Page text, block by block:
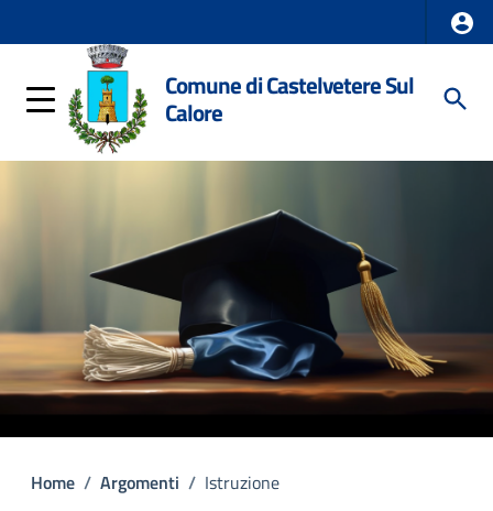
Comune di Castelvetere Sul
Calore
Home / Argomenti / Istruzione